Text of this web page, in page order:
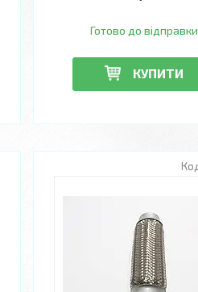
Готово до відправки
КУПИТИ